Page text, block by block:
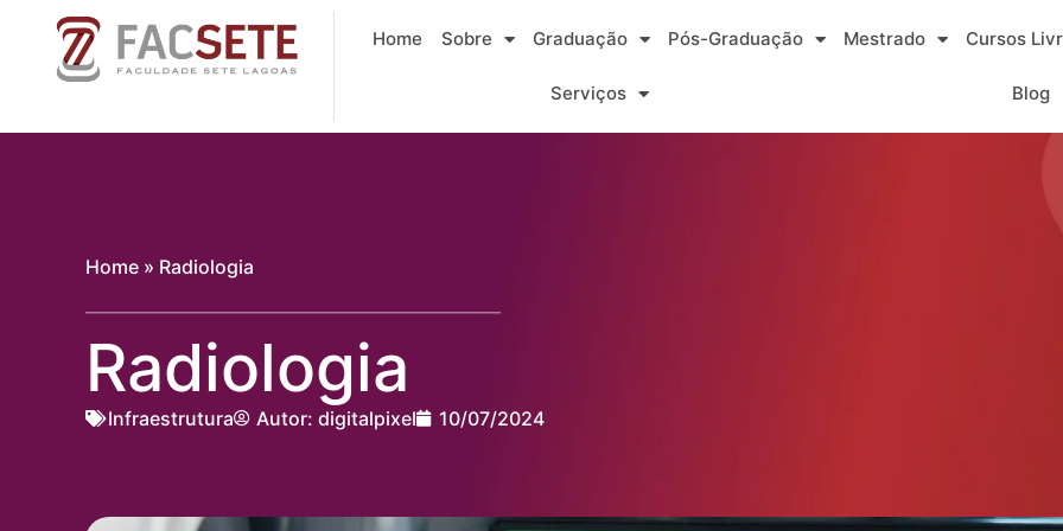
Home Sobre Graduação Pós-Graduação Mestrado Cursos
Serviços Blog
Home » Radiologia
Radiologia
Infraestrutura Autor: digitalpixel 10/07/2024